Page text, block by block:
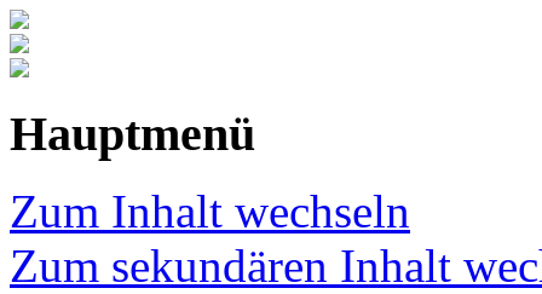
Hauptmenü
Zum Inhalt wechseln
Zum sekundären Inhalt